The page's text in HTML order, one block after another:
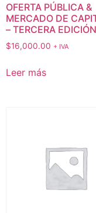
OFERTA PÚBLICA &
MERCADO DE
– TERCERA EDICIÓN
$16,000.00 + IVA
Leer más